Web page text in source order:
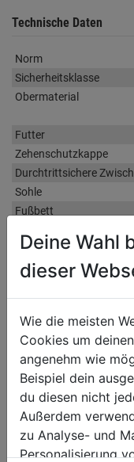
Technische Daten
Norm
Sicherheitsklasse
Obermaterial
Futter
Zehenschutzkappe
Durchtrittsichere
Sohle
Fußbett
Weitere
Produktinformationen
Herstellerinformationen
Deine Wahl
dieser
Wie die meisten
Cookies um
angenehm wie
Beispiel dein
du diesen nicht
Außerdem
zu Analyse- und
Personalisierung